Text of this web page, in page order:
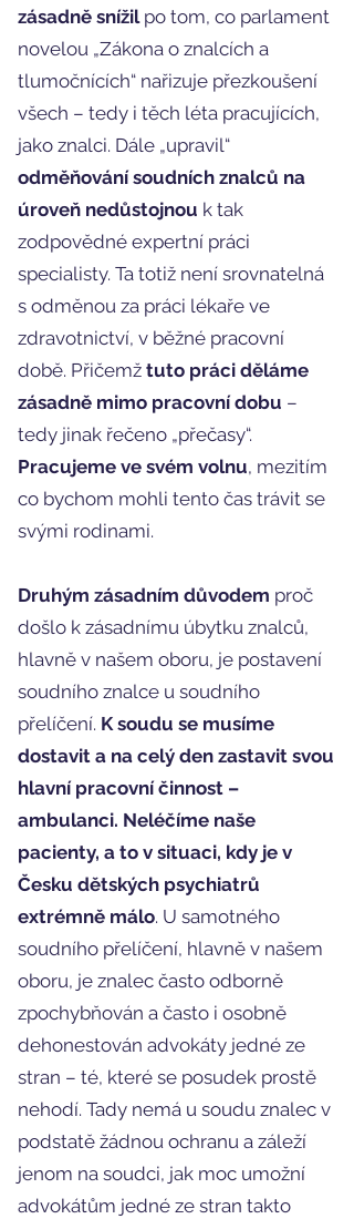
zásadně snížilpo tom, co parlament
novelou „Zákona o znalcích a
tlumočnících“ nařizuje přezkoušení
všech – tedy i těch léta pracujících,
jako znalci. Dále „upravil“
odměňování soudních znalců na
úroveň nedůstojnou k tak
zodpovědné expertní práci
specialisty. Ta totiž není srovnatelná
s odměnou za práci lékaře ve
zdravotnictví, v běžné pracovní
době. Přičemž tuto práci děláme
zásadně mimo pracovní dobu –
tedy jinak řečeno „přečasy“.
Pracujeme ve svém volnu, mezitím
co bychom mohli tento čas trávit se
svými rodinami.
Druhým zásadním důvodem proč
došlo k zásadnímu úbytku znalců,
hlavně v našem oboru, je postavení
soudního znalce u soudního
přelíčení. K soudu se musíme
dostavit a na celý den zastavit svou
hlavní pracovní činnost –
ambulanci. Neléčíme naše
pacienty, a to v situaci, kdy je v
Česku dětských psychiatrů
extrémně málo. U samotného
soudního přelíčení, hlavně v našem
oboru, je znalec často odborně
zpochybňován a často i osobně
dehonestován advokáty jedné ze
stran – té, které se posudek prostě
nehodí. Tady nemá u soudu znalec v
podstatě žádnou ochranu a záleží
jenom na soudci, jak moc umožní
advokátům jedné ze stran takto